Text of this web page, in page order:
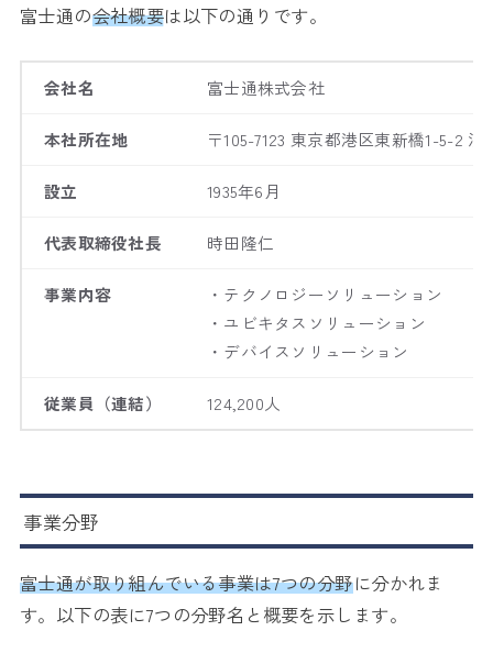
富士通の会社概要は以下の通りです。
会社名 富士通株式会社
本社所在地 〒105-7123 東京都港区東新橋1-5-2
設立 1935年6月
代表取締役社長 時田隆仁
事業内容
・テクノロジーソリューション
・ユビキタスソリューション
・デバイスソリューション
従業員（連結） 124,200人
事業分野
富士通が取り組んでいる事業は7つの分野に分かれま
す。以下の表に7つの分野名と概要を示します。